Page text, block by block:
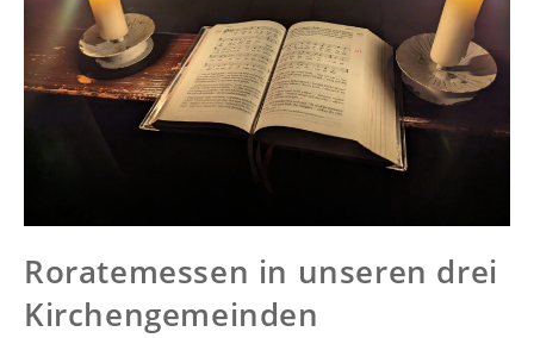
Roratemessen in unseren drei
Kirchengemeinden